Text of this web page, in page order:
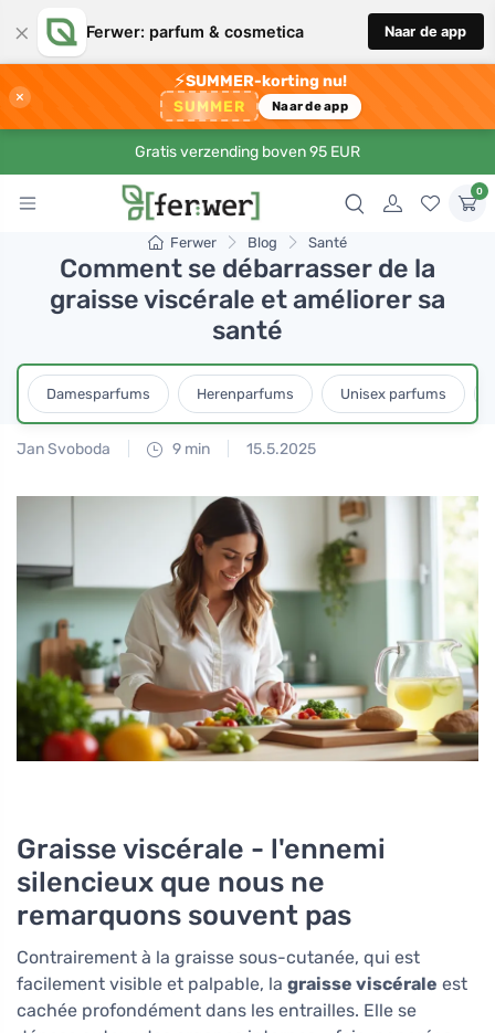
× Ferwer: parfum & cosmetica Naar de app
×
⚡SUMMER-korting nu!
SUMMER Naar de app
Gratis verzending boven 95 EUR
0
Ferwer Blog Santé
Comment se débarrasser de la
graisse viscérale et améliorer sa
santé
Damesparfums Herenparfums Unisex parfums
Jan Svoboda 9 min 15.5.2025
Graisse viscérale - l'ennemi
silencieux que nous ne
remarquons souvent pas
Contrairement à la graisse sous-cutanée, qui est
facilement visible et palpable, la graisse viscérale est
cachée profondément dans les entrailles. Elle se